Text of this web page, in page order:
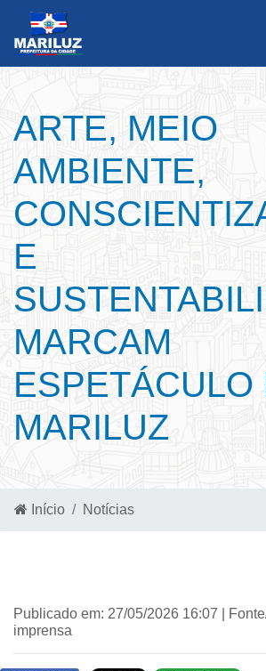
ARTE, MEIO
AMBIENTE,
E
MARCAM
ESPETÁCULO
MARILUZ
Início Notícias
Publicado em: 27/05/2026 16:07 |
imprensa